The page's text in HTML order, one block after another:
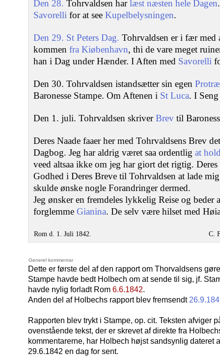
Den 28. Tohrvaldsen harlæst næsten hele Dagen
Savorelli for at see Kupelbelysningen.
Den 29. St Peters Dag. Tohrvaldsen er i fær med
kommen fra Kiøbenhavn, thi de vare meget
han i Dag under Hænder. I Aften med Savorelli
Den 30. Tohrvaldsen istandsætter sin egen
Baronesse Stampe. Om Aftenen i St Luca. I
Den 1. juli. Tohrvaldsen skriverBrev til
Deres Naade faaer her med Tohrvaldsens Brev
Dagbog. Jeg har aldrig været saa ordentlig at
veed altsaa ikke om jeg har giort det rigtig.
Godhed i Deres Breve til Tohrvaldsen at lade
skulde ønske nogle Forandringer dermed.
Jeg ønsker en fremdeles lykkelig Reise og beder
forglemme Gianina. De selv være hilset med
Rom d. 1. Juli 1842. C.
Generel kommentar
Dette er første del af den rapport om Thorvaldsens
Stampe havde bedt Holbech om at sende til sig, jf.
havde nylig forladt Rom 6.6.1842.
Anden del af Holbechs rapport blev fremsendt
Rapporten blev trykt i Stampe, op. cit. Teksten afviger
ovenstående tekst, der er skrevet af direkte fra
kommentarerne, har Holbech højst sandsynlig dateret
29.6.1842 en dag for sent.